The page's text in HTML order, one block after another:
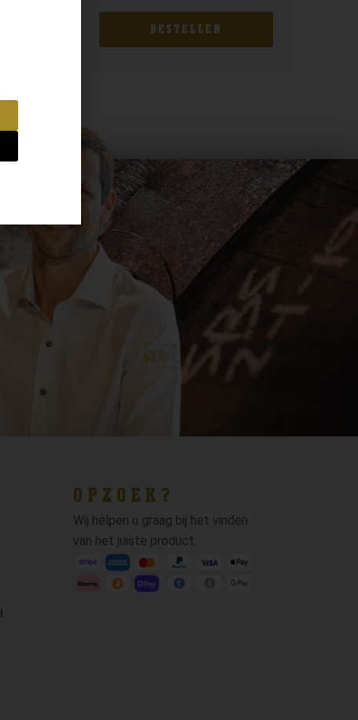
BESTELLEN
OPZOEK?
Wij helpen u graag bij het vinden
van het juiste product.